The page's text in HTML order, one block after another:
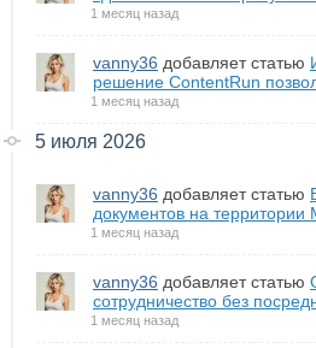
1 месяц назад
vanny36 добавляет статью
решение ContentRun
1 месяц назад
5 июля 2026
vanny36 добавляет статью
документов на территории
1 месяц назад
vanny36 добавляет статью
сотрудничество без
1 месяц назад